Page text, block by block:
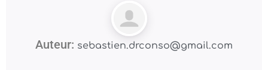
Auteur: sebastien.drconso@gmail.com